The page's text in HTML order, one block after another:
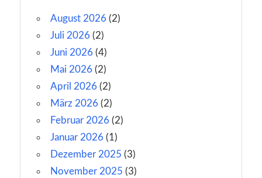
August 2026 (2)
Juli 2026 (2)
Juni 2026 (4)
Mai 2026 (2)
April 2026 (2)
März 2026 (2)
Februar 2026 (2)
Januar 2026 (1)
Dezember 2025 (3)
November 2025 (3)